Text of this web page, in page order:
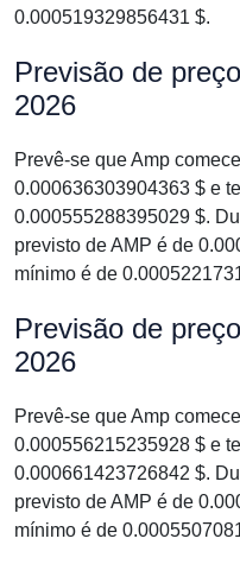
0.000519329856431 $.
Previsão de
2026
Prevê-se que Amp
0.000636303904363 $ e
0.000555288395029 $.
previsto de AMP é de
mínimo é de
Previsão de
2026
Prevê-se que Amp
0.000556215235928 $ e
0.000661423726842 $.
previsto de AMP é de
mínimo é de